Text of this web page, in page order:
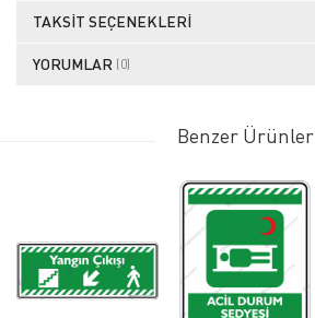
TAKSIT SEÇENEKLERI
YORUMLAR (0)
Benzer Ürünler